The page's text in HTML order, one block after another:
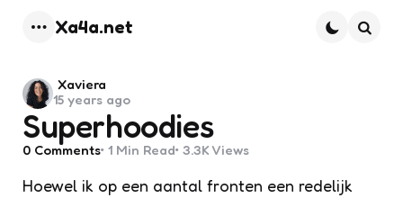
Xa4a.net
Superhoodies
Posted
by
Xaviera
15 years ago
0 Comments 1 Min Read 3.3K Views
Hoewel ik op een aantal fronten een redelijk